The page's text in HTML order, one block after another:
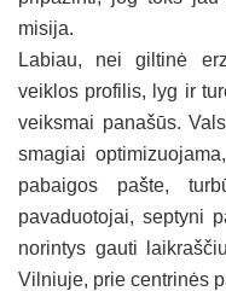
misija.
Labiau, nei giltinė
veiklos profilis, lyg ir
veiksmai panašūs.
smagiai
pabaigos pašte,
pavaduotojai, septyni
norintys gauti
Vilniuje, prie centrinės